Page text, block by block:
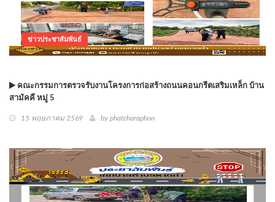
ข่าวประชาสัมพันธ์
คณะกรรมการตรวจรับงานโครงการก่อสร้างถนนคอนกรีตเสริมเหล็ก บ้าน
สามัคคี หมู่ 5
15 พฤษภาคม 2569 by phatcharaphon